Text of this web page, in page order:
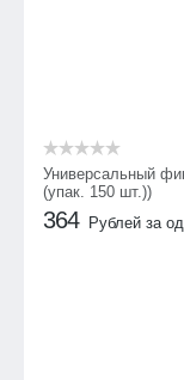
Универсальный
(упак. 150 шт.))
364 Рублей за